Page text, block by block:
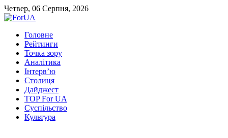
Четвер, 06 Серпня, 2026
Головне
Рейтинги
Точка зору
Аналітика
Інтерв’ю
Столиця
Дайджест
TOP For UA
Суспiльство
Культура